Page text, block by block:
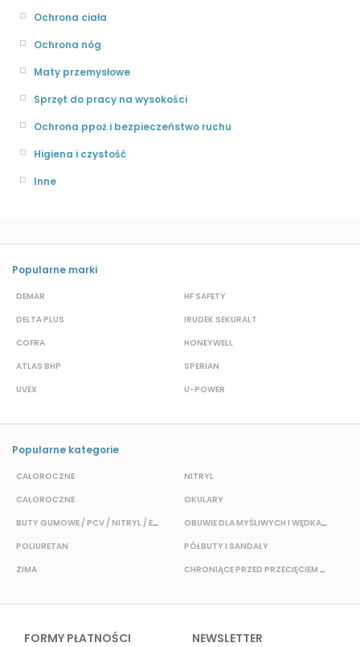
Ochrona ciała
Ochrona nóg
Maty przemysłowe
Sprzęt do pracy na wysokości
Ochrona ppoż i bezpieczeństwo ruchu
Higiena i czystość
Inne
Popularne marki
DEMAR
DELTA PLUS
COFRA
ATLAS BHP
UVEX
HF SAFETY
IRUDEK SEKURALT
HONEYWELL
SPERIAN
U-POWER
Popularne kategorie
CAŁOROCZNE
CAŁOROCZNE
BUTY GUMOWE / PCV / NITRYL / EVA
POLIURETAN
ZIMA
NITRYL
OKULARY
OBUWIE DLA MYŚLIWYCH I WĘDKARZY
PÓŁBUTY I SANDAŁY
CHRONIĄCE PRZED PRZECIĘCIEM I PRZEKŁUCIEM
FORMY PŁATNOŚCI NEWSLETTER